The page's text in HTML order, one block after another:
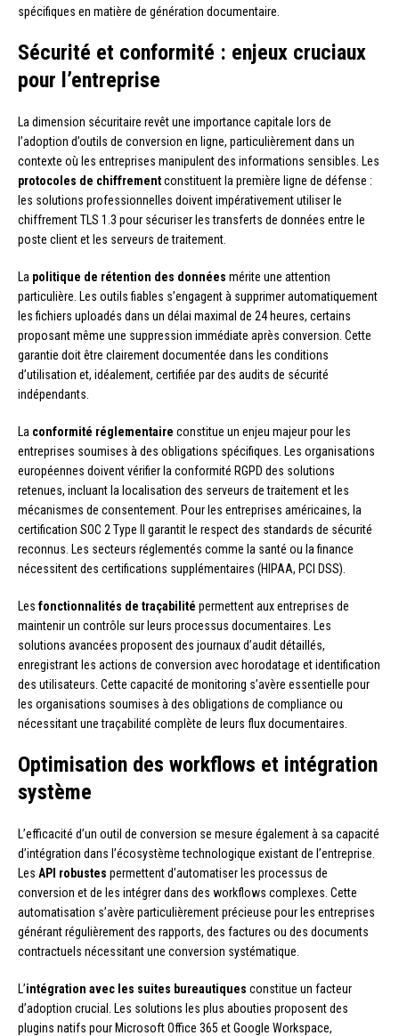
spécifiques en matière de génération documentaire.
Sécurité et conformité : enjeux cruciaux
pour l’entreprise
La dimension sécuritaire revêt une importance capitale lors de
l’adoption d’outils de conversion en ligne, particulièrement dans un
contexte où les entreprises manipulent des informations sensibles. Les
protocoles de chiffrementconstituent la première ligne de défense :
les solutions professionnelles doivent impérativement utiliser le
chiffrement TLS 1.3 pour sécuriser les transferts de données entre le
poste client et les serveurs de traitement.
La politique de rétention des données mérite une attention
particulière. Les outils fiables s’engagent à supprimer automatiquement
les fichiers uploadés dans un délai maximal de 24 heures, certains
proposant même une suppression immédiate après conversion. Cette
garantie doit être clairement documentée dans les conditions
d’utilisation et, idéalement, certifiée par des audits de sécurité
indépendants.
La conformité réglementaire constitue un enjeu majeur pour les
entreprises soumises à des obligations spécifiques. Les organisations
européennes doivent vérifier la conformité RGPD des solutions
retenues, incluant la localisation des serveurs de traitement et les
mécanismes de consentement. Pour les entreprises américaines, la
certification SOC 2 Type II garantit le respect des standards de sécurité
reconnus. Les secteurs réglementés comme la santé ou la finance
nécessitent des certifications supplémentaires (HIPAA, PCI DSS).
Les fonctionnalités de traçabilité permettent aux entreprises de
maintenir un contrôle sur leurs processus documentaires. Les
solutions avancées proposent des journaux d’audit détaillés,
enregistrant les actions de conversion avec horodatage et identification
des utilisateurs. Cette capacité de monitoring s’avère essentielle pour
les organisations soumises à des obligations de compliance ou
nécessitant une traçabilité complète de leurs flux documentaires.
Optimisation des workflows et intégration
système
L’efficacité d’un outil de conversion se mesure également à sa capacité
d’intégration dans l’écosystème technologique existant de l’entreprise.
Les API robustes permettent d’automatiser les processus de
conversion et de les intégrer dans des workflows complexes. Cette
automatisation s’avère particulièrement précieuse pour les entreprises
générant régulièrement des rapports, des factures ou des documents
contractuels nécessitant une conversion systématique.
L’intégration avec les suites bureautiques constitue un facteur
d’adoption crucial. Les solutions les plus abouties proposent des
plugins natifs pour Microsoft Office 365 et Google Workspace,